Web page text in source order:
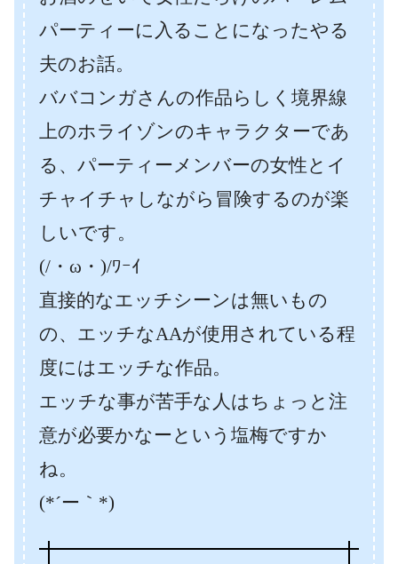
パーティーに入ることになったやる
夫のお話。
ババコンガさんの作品らしく境界線
上のホライゾンのキャラクターであ
る、パーティーメンバーの女性とイ
チャイチャしながら冒険するのが楽
しいです。
(/・ω・)/ﾜｰｲ
直接的なエッチシーンは無いもの
の、エッチなAAが使用されている程
度にはエッチな作品。
エッチな事が苦手な人はちょっと注
意が必要かなーという塩梅ですか
ね。
(*´ー｀*)